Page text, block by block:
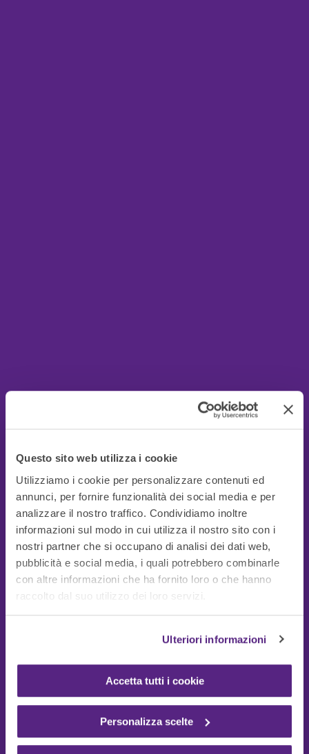
Questo sito web utilizza i cookie
Utilizziamo i cookie per personalizzare contenuti ed
annunci, per fornire funzionalità dei social media e per
analizzare il nostro traffico. Condividiamo inoltre
informazioni sul modo in cui utilizza il nostro sito con i
nostri partner che si occupano di analisi dei dati web,
pubblicità e social media, i quali potrebbero combinarle
con altre informazioni che ha fornito loro o che hanno
raccolto dal suo utilizzo dei loro servizi.
Ulteriori informazioni
Accetta tutti i cookie
Personalizza scelte
Guide Utili